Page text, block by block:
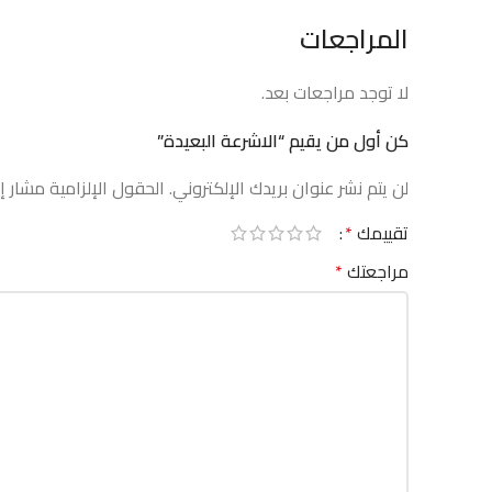
المراجعات
لا توجد مراجعات بعد.
كن أول من يقيم “الاشرعة البعيدة”
لن يتم نشر عنوان بريدك الإلكتروني.الحقول الإلزامية مشار
تقييمك*
مراجعتك*